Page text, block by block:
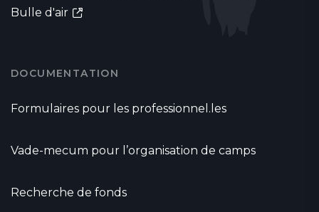
Bulle d'air
DOCUMENTATION
Formulaires pour les professionnel.les
Vade-mecum pour l’organisation de camps
Recherche de fonds